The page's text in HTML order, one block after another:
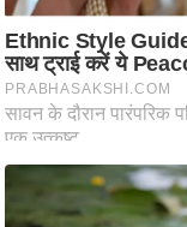
मा
/
ध
र्म
स्थ
ल